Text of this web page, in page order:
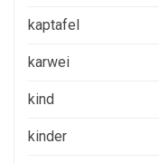
kaptafel
karwei
kind
kinder